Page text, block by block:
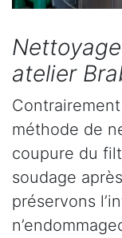
atelier
méthode de
coupure du
soudage
préservons